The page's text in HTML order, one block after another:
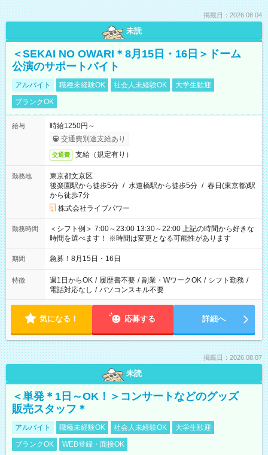
掲載日：2026.08.04
未読
＜SEKAI NO OWARI＊8月15日・16日＞ドーム
公演のサポートバイト
アルバイト 職種未経験OK 社会人未経験OK
大学生歓迎
ブランクOK
給与
時給1250円～
交通費別途支給あり
交通費 支給（規定有り）
勤務地
東京都文京区
後楽園駅から徒歩5分 / 水道橋駅から徒歩5分 / 春日(東京都)駅
から徒歩7分
株式会社ライブパワー
勤務時間
＜シフト例＞ 7:00～23:00 13:30～22:00 上記の時間から好きな
時間を選べます！ ※時間は変更となる可能性があります
期間 急募！8月15日・16日
特徴 週1日からOK / 履歴書不要 / 副業・WワークOK / シフト勤務 /
電話対応なし / パソコンスキル不要
気になる！ 応募する 詳細へ
掲載日：2026.08.07
未読
＜単発＊1日～OK！＞コンサートなどのグッズ
販売スタッフ＊
アルバイト 職種未経験OK 社会人未経験OK
大学生歓迎
ブランクOK
WEB登録・面接OK